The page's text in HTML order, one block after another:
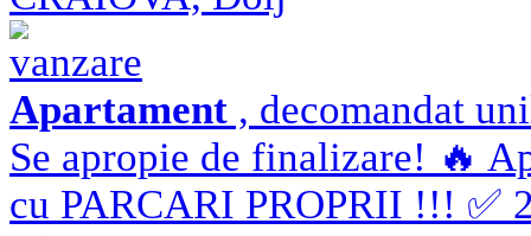
vanzare
Apartament , decomandat
Se apropie de finalizare! 🔥
cu PARCARI PROPRII !!! ✅